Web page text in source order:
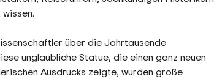
über die Jahrtausende
unglaubliche Statue, die einen ganz neuen
Ausdrucks zeigte, wurden große